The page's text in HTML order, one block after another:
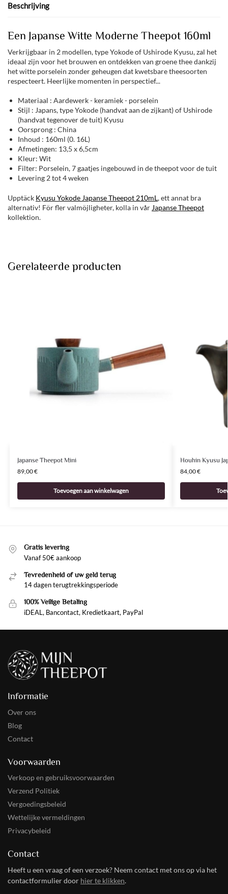
Beschrijving
Een Japanse Witte Moderne Theepot 160ml
Verkrijgbaar in 2 modellen, type Yokode of Ushirode Kyusu, zal het
ideaal zijn voor het brouwen en ontdekken van groene thee dankzij
het witte porselein zonder geheugen dat kwetsbare theesoorten
respecteert. Heerlijke momenten in perspectief...
Materiaal : Aardewerk - keramiek - porselein
Stijl : Japans, type Yokode (handvat aan de zijkant) of Ushirode
(handvat tegenover de tuit) Kyusu
Oorsprong : China
Inhoud : 160ml (0. 16L)
Afmetingen: 13,5 x 6,5cm
Kleur: Wit
Filter: Porselein, 7 gaatjes ingebouwd in de theepot voor de tuit
Levering 2 tot 4 weken
Upptäck Kyusu Yokode Japanse Theepot 210mL, ett annat bra
alternativ! För fler valmöjligheter, kolla in vår Japanse Theepot
kollektion.
Gerelateerde producten
Japanse Theepot Mini
89,00€
Toevoegen aan winkelwagen
Houhin Kyusu
84,00€
Gratis levering
Vanaf 50€ aankoop
Tevredenheid of uw geld terug
14 dagen terugtrekkingsperiode
100% Veilige Betaling
iDEAL, Bancontact, Kredietkaart, PayPal
Informatie
Over ons
Blog
Contact
Voorwaarden
Verkoop en gebruiksvoorwaarden
Verzend Politiek
Vergoedingsbeleid
Wettelijke vermeldingen
Privacybeleid
Contact
Heeft u een vraag of een verzoek? Neem contact met ons op via het
contactformulier door hier te klikken.